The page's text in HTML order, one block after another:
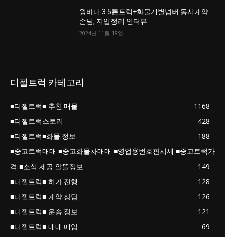
윙바디 3.5톤트럭+화물개별넘버 동시계약
손님, 지입정리 인터뷰
2024년 11월 18일
디젤트럭 카테고리
■디젤트럭■ 추천.매물
1168
■디젤트럭스토리
428
■디젤트럭■화물.정보
188
■중고트럭매매 ■중고화물차매매 ■영업용번호판시세 ■중고트럭가
격 ■소식 제공 알뜰정보
149
■디젤트럭■ 허가.진행
128
■디젤트럭■ 계약.상담
126
■디젤트럭■ 운송.정보
121
■디젤트럭■ 매매.매입
69